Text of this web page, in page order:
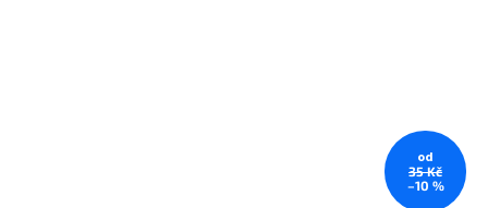
od
35 Kč
–10 %